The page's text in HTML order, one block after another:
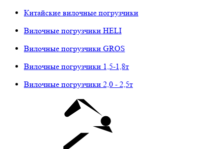
Китайские вилочные погрузчики
Вилочные погрузчики HELI
Вилочные погрузчики GROS
Вилочные погрузчики 1,5-1,8т
Вилочные погрузчики 2,0 - 2,5т